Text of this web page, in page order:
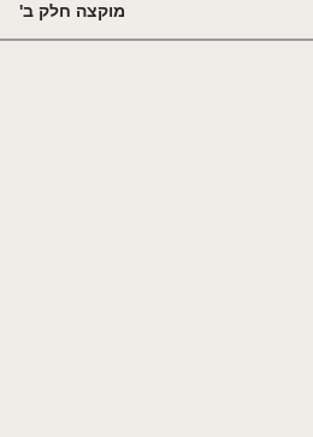
מוקצה חלק ב'